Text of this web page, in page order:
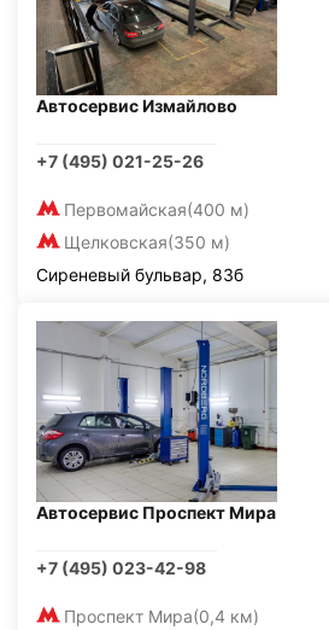
Автосервис Измайлово
+7 (495) 021-25-26
Первомайская(400 м)
Щелковская(350 м)
Сиреневый бульвар, 83б
Автосервис Проспект Мира
+7 (495) 023-42-98
Проспект Мира(0,4 км)